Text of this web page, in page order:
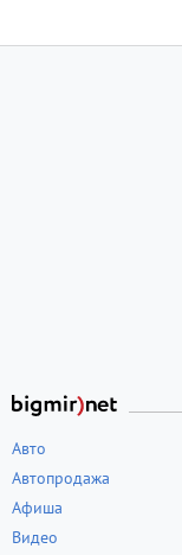
Авто
Автопродажа
Афиша
Видео